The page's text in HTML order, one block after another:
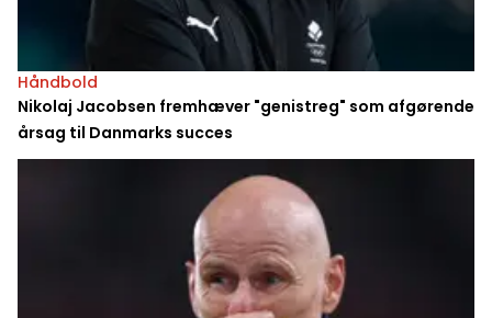
Håndbold
Nikolaj Jacobsen fremhæver "genistreg" som afgørende
årsag til Danmarks succes